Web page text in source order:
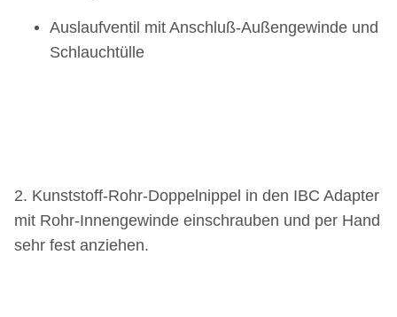
Auslaufventil mit Anschluß-Außengewinde und
Schlauchtülle
2. Kunststoff-Rohr-Doppelnippel in den IBC Adapter
mit Rohr-Innengewinde einschrauben und per Hand
sehr fest anziehen.